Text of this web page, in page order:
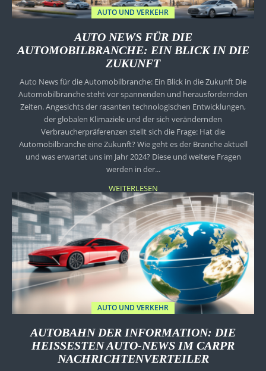
AUTO UND VERKEHR
AUTO NEWS FÜR DIE
AUTOMOBILBRANCHE: EIN BLICK IN DIE
ZUKUNFT
Auto News für die Automobilbranche: Ein Blick in die Zukunft Die
Automobilbranche steht vor spannenden und herausfordernden
Zeiten. Angesichts der rasanten technologischen Entwicklungen,
der globalen Klimaziele und der sich verändernden
Verbraucherpräferenzen stellt sich die Frage: Hat die
Automobilbranche eine Zukunft? Wie geht es der Branche aktuell
und was erwartet uns im Jahr 2024? Diese und weitere Fragen
werden in der...
WEITERLESEN
AUTO UND VERKEHR
AUTOBAHN DER INFORMATION: DIE
HEISSESTEN AUTO-NEWS IM CARPR N
ACHRICHTENVERTEILER